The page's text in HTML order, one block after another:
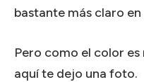
bastante más claro
Pero como el color
aquí te dejo una foto.